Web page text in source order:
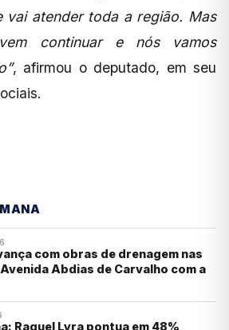
vai atender toda a região. Mas
continuar e nós vamos
, afirmou o deputado, em seu
com obras de drenagem nas
Abdias de Carvalho com a
Raquel Lyra pontua em 48%